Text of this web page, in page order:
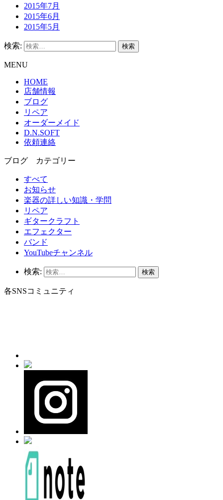
2015年7月
2015年6月
2015年5月
検索:
MENU
HOME
店舗情報
ブログ
リペア
オーダーメイド
D.N.SOFT
依頼連絡
ブログ カテゴリー
すべて
お知らせ
楽器の詳しい知識・学問
リペア
ギタークラフト
エフェクター
バンド
YouTubeチャンネル
検索:
各SNSコミュニティ